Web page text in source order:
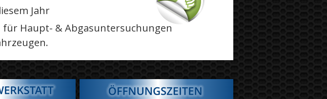
Jahr
Haupt- & Abgasuntersuchungen